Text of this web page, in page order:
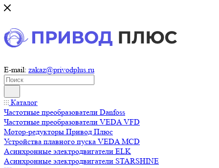
E-mail: zakaz@privodplus.ru
Каталог
Частотные преобразователи Danfoss
Частотные преобразователи VEDA VFD
Мотор-редукторы Привод Плюс
Устройства плавного пуска VEDA MCD
Асинхронные электродвигатели ELK
Асинхронные электродвигатели STARSHINE